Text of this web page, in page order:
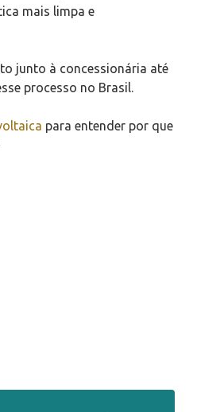
mais limpa e
junto à concessionária até
processo no Brasil.
para entender por que